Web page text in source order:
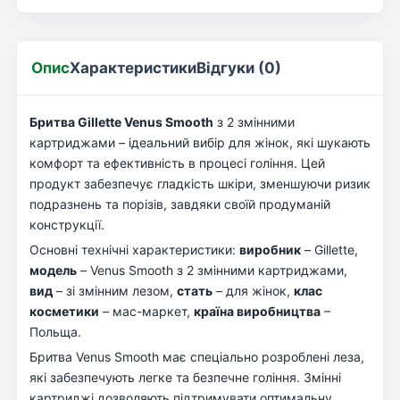
ОписХарактеристикиВідгуки (0)
Бритва Gillette Venus Smooth з 2 змінними
картриджами – ідеальний вибір для жінок, які шукають
комфорт та ефективність в процесі гоління. Цей
продукт забезпечує гладкість шкіри, зменшуючи ризик
подразнень та порізів, завдяки своїй продуманій
конструкції.
Основні технічні характеристики: виробник – Gillette,
модель – Venus Smooth з 2 змінними картриджами,
вид – зі змінним лезом, стать – для жінок, клас
косметики – мас-маркет, країна виробництва –
Польща.
Бритва Venus Smooth має спеціально розроблені леза,
які забезпечують легке та безпечне гоління. Змінні